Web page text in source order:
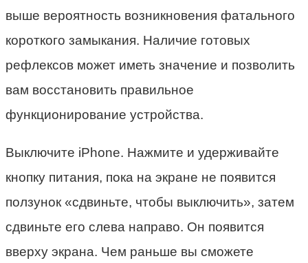
выше вероятность возникновения фатального
короткого замыкания. Наличие готовых
рефлексов может иметь значение и позволить
вам восстановить правильное
функционирование устройства.
Выключите iPhone. Нажмите и удерживайте
кнопку питания, пока на экране не появится
ползунок «сдвиньте, чтобы выключить», затем
сдвиньте его слева направо. Он появится
вверху экрана. Чем раньше вы сможете